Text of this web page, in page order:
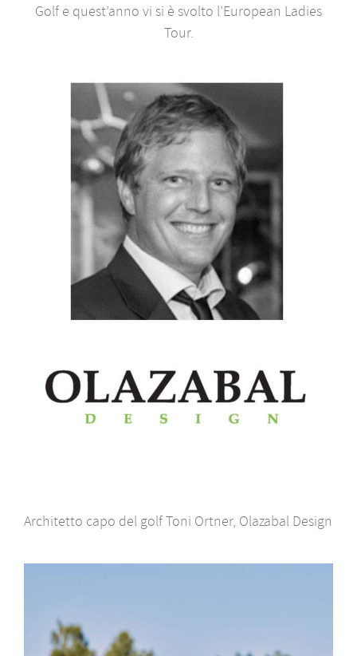
Golf e quest’anno vi si è svolto l’European Ladies
Tour.
Architetto capo del golf Toni Ortner, Olazabal Design